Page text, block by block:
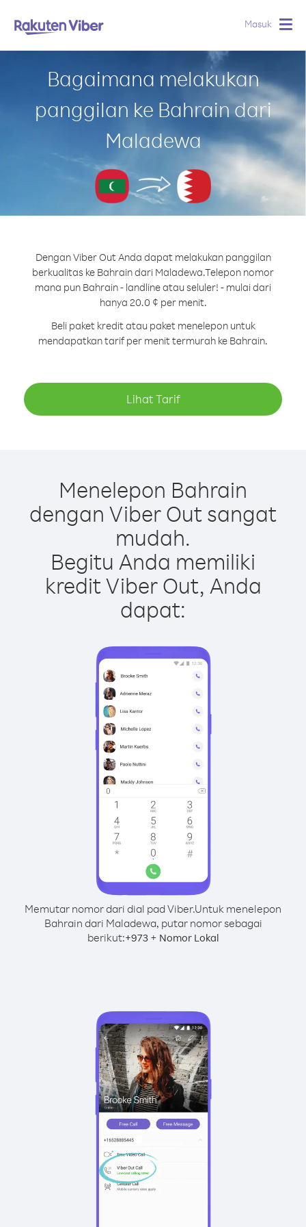
Masuk
Bagaimana melakukan
panggilan ke Bahrain dari
Maladewa
Dengan Viber Out Anda dapat melakukan panggilan
berkualitas ke Bahrain dari Maladewa.Telepon nomor
mana pun Bahrain - landline atau seluler! - mulai dari
hanya 20.0 ¢ per menit.
Beli paket kredit atau paket menelepon untuk
mendapatkan tarif per menit termurah ke Bahrain.
Lihat Tarif
Menelepon Bahrain
dengan Viber Out sangat
mudah.
Begitu Anda memiliki
kredit Viber Out, Anda
dapat:
Memutar nomor dari dial pad Viber.Untuk menelepon
Bahrain dari Maladewa, putar nomor sebagai
berikut:+973+ Nomor Lokal